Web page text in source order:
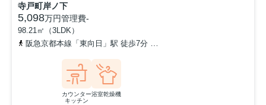
寺戸町岸ノ下
5,098万円管理費-
98.21㎡（3LDK）
阪急京都本線「東向日」駅 徒歩7分
カウンター
キッチン
浴室乾燥機